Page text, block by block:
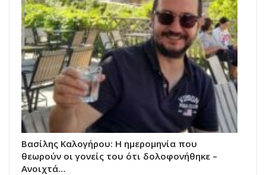
Βασίλης Καλογήρου: Η ημερομηνία που
θεωρούν οι γονείς του ότι δολοφονήθηκε –
Ανοιχτά…